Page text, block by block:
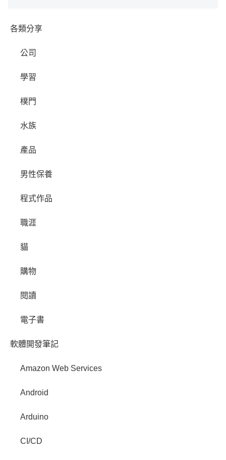
各類分享
公司
學習
樸門
水族
產品
男性保養
程式作品
職涯
貓
購物
閱讀
電子書
軟體開發筆記
Amazon Web Services
Android
Arduino
CI/CD